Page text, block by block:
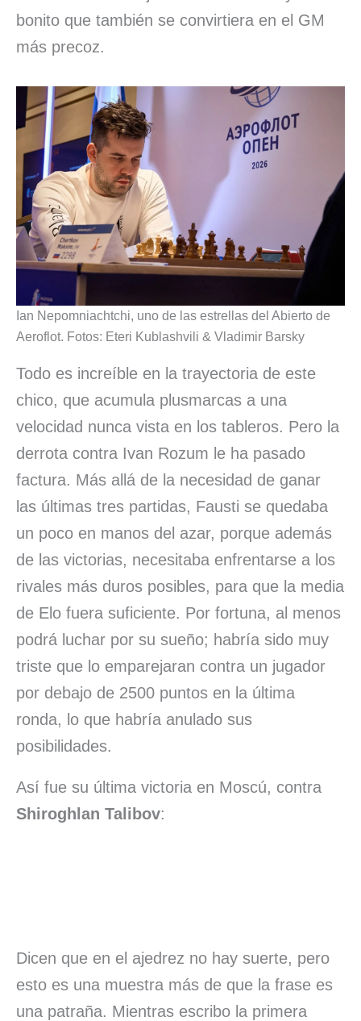
bonito que también se convirtiera en el GM
más precoz.
Ian Nepomniachtchi, uno de las estrellas del Abierto de
Aeroflot. Fotos: Eteri Kublashvili & Vladimir Barsky
Todo es increíble en la trayectoria de este
chico, que acumula plusmarcas a una
velocidad nunca vista en los tableros. Pero la
derrota contra Ivan Rozum le ha pasado
factura. Más allá de la necesidad de ganar
las últimas tres partidas, Fausti se quedaba
un poco en manos del azar, porque además
de las victorias, necesitaba enfrentarse a los
rivales más duros posibles, para que la media
de Elo fuera suficiente. Por fortuna, al menos
podrá luchar por su sueño; habría sido muy
triste que lo emparejaran contra un jugador
por debajo de 2500 puntos en la última
ronda, lo que habría anulado sus
posibilidades.
Así fue su última victoria en Moscú, contra
Shiroghlan Talibov:
Dicen que en el ajedrez no hay suerte, pero
esto es una muestra más de que la frase es
una patraña. Mientras escribo la primera